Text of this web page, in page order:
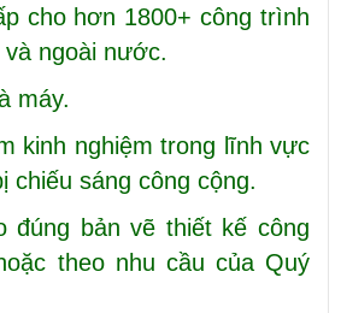
cho hơn 1800+ công trình
ngoài nước.
máy.
kinh nghiệm trong lĩnh vực
chiếu sáng công cộng.
đúng bản vẽ thiết kế công
theo nhu cầu của Quý